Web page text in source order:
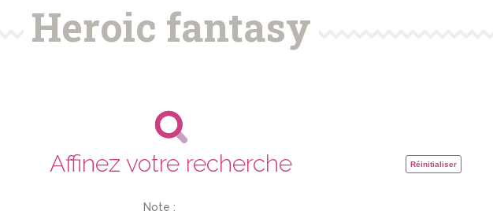
Heroic fantasy
Affinez votre recherche
Note :
Réinitialiser